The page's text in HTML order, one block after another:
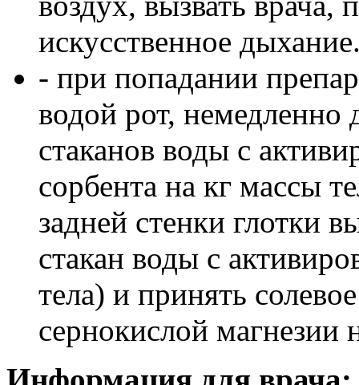
искусственное
- при попадании
водой рот, немедленно
стаканов воды с
сорбента на кг массы
задней стенки глотки
стакан воды с
тела) и принять
сернокислой магнезии